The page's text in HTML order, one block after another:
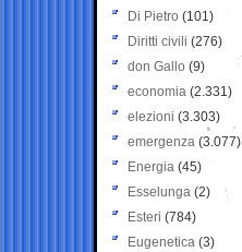
Di Pietro (101)
Diritti civili (276)
don Gallo (9)
economia (2.331)
elezioni (3.303)
emergenza (3.077)
Energia (45)
Esselunga (2)
Esteri (784)
Eugenetica (3)